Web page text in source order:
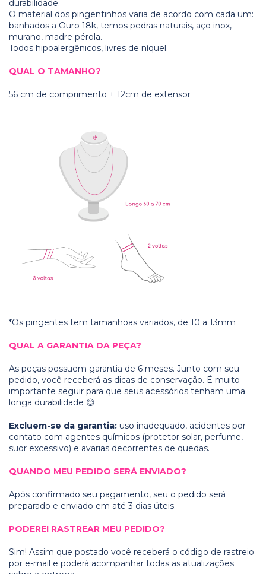
durabilidade.
O material dos pingentinhos varia de acordo com cada um:
banhados a Ouro 18k, temos pedras naturais, aço inox,
murano, madre pérola.
Todos hipoalergênicos, livres de níquel.
QUAL O TAMANHO?
56 cm de comprimento + 12cm de extensor
*Os pingentes tem tamanhoas variados, de 10 a 13mm
QUAL A GARANTIA DA PEÇA?
As peças possuem garantia de 6 meses. Junto com seu
pedido, você receberá as dicas de conservação. É muito
importante seguir para que seus acessórios tenham uma
longa durabilidade 😊
Excluem-se da garantia: uso inadequado, acidentes por
contato com agentes químicos (protetor solar, perfume,
suor excessivo) e avarias decorrentes de quedas.
QUANDO MEU PEDIDO SERÁ ENVIADO?
Após confirmado seu pagamento, seu o pedido será
preparado e enviado em até 3 dias úteis.
PODEREI RASTREAR MEU PEDIDO?
Sim! Assim que postado você receberá o código de rastreio
por e-mail e poderá acompanhar todas as atualizações